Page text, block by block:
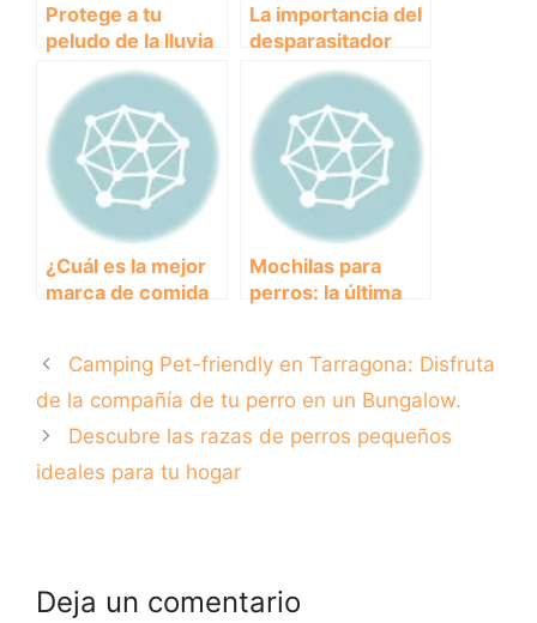
Protege a tu
peludo de la lluvia
con el mejor
chubasquero para
perros
La importancia del
desparasitador
interno para la
salud de los perros
¿Cuál es la mejor
marca de comida
opciones más
saludables para tu
mascota.
Mochilas para
perros: la última
libre.
Camping Pet-friendly en Tarragona: Disfruta
de la compañía de tu perro en un Bungalow.
Descubre las razas de perros pequeños
ideales para tu hogar
Deja un comentario